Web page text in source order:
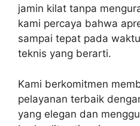
jamin kilat tanpa
kami percaya bahwa
sampai tepat pada
teknis yang berarti.
Kami berkomitmen
pelayanan terbaik
yang elegan dan